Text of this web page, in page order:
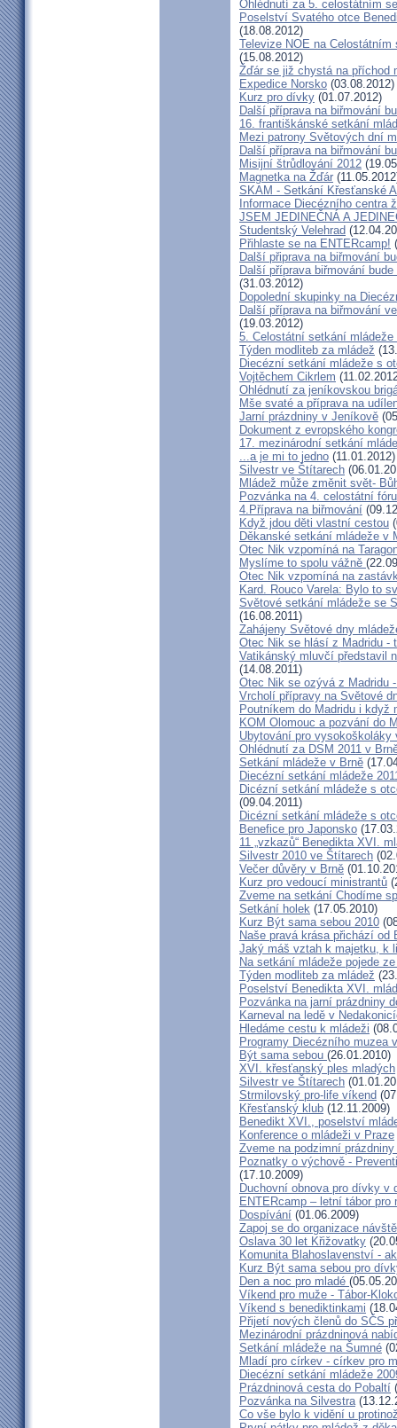
Ohlédnutí za 5. celostátním
Poselství Svatého otce
(18.08.2012)
Televize NOE na
(15.08.2012)
Žďár se již chystá na příchod
Expedice Norsko (03.08.2012)
Kurz pro dívky (01.07.2012)
Další příprava na biřmování
16. františkánské setkání
Mezi patrony Světových dní
Další příprava na biřmování
Misijní štrůdlování 2012
Magnetka na Žďár
SKAM - Setkání Křesťanské
Informace Diecézního centra
JSEM JEDINEČNÁ A
Studentský Velehrad
Přihlaste se na ENTERcamp!
Další připrava na biřmování
Další příprava biřmování
(31.03.2012)
Dopolední skupinky na
Další příprava na biřmování
(19.03.2012)
5. Celostátní setkání
Týden modliteb za mládež
Diecézní setkání mládeže s
Vojtěchem Cikrlem
Ohlédnutí za jeníkovskou
Mše svaté a příprava na
Jarní prázdniny v Jeníkově
Dokument z evropského
17. mezinárodní setkání
...a je mi to jedno (11.01.2012)
Silvestr ve Štítarech
Mládež může změnit svět-
Pozvánka na 4. celostátní
4.Příprava na biřmování
Když jdou děti vlastní cestou
Děkanské setkání mládeže v
Otec Nik vzpomíná na
Myslíme to spolu vážně
Otec Nik vzpomíná na
Kard. Rouco Varela: Bylo to
Světové setkání mládeže se
(16.08.2011)
Zahájeny Světové dny
Otec Nik se hlásí z Madridu -
Vatikánský mluvčí představil
(14.08.2011)
Otec Nik se ozývá z Madridu
Vrcholí přípravy na Světové
Poutníkem do Madridu i když
KOM Olomouc a pozvání do
Ubytování pro vysokoškoláky
Ohlédnutí za DSM 2011 v
Setkání mládeže v Brně
Diecézní setkání mládeže
Dicézní setkání mládeže s
(09.04.2011)
Dicézní setkání mládeže s
Benefice pro Japonsko
11 „vzkazů“ Benedikta XVI.
Silvestr 2010 ve Štítarech
Večer důvěry v Brně
Kurz pro vedoucí ministrantů
Zveme na setkání Chodíme
Setkání holek (17.05.2010)
Kurz Být sama sebou 2010
Naše pravá krása přichází od
Jaký máš vztah k majetku, k
Na setkání mládeže pojede
Týden modliteb za mládež
Poselství Benedikta XVI.
Pozvánka na jarní prázdniny
Karneval na ledě v
Hledáme cestu k mládeži
Programy Diecézního muzea
Být sama sebou (26.01.2010)
XVI. křesťanský ples mladých
Silvestr ve Štítarech
Strmilovský pro-life víkend
Křesťanský klub (12.11.2009)
Benedikt XVI., poselství
Konference o mládeži v Praze
Zveme na podzimní
Poznatky o výchově -
(17.10.2009)
Duchovní obnova pro dívky v
ENTERcamp – letní tábor pro
Dospívání (01.06.2009)
Zapoj se do organizace
Oslava 30 let Křižovatky
Komunita Blahoslavenství -
Kurz Být sama sebou pro
Den a noc pro mladé
Víkend pro muže - Tábor-
Víkend s benediktinkami
Přijetí nových členů do SČS
Mezinárodní prázdninová
Setkání mládeže na Šumné
Mladí pro církev - církev pro
Diecézní setkání mládeže
Prázdninová cesta do Pobaltí
Pozvánka na Silvestra
Co vše bylo k vidění u